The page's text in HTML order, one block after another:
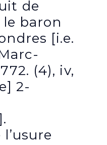
de
le baron
[i.e.
(4), iv,
2-